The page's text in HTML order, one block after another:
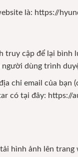
là: https://
truy cập để lại bình
dùng trình
chỉ email của bạn
có tại đây:
hình ảnh lên